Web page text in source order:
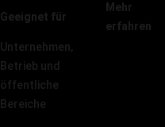
Geeignet für
Mehr
erfahren
Unternehmen,
Betrieb und
öffentliche
Bereiche